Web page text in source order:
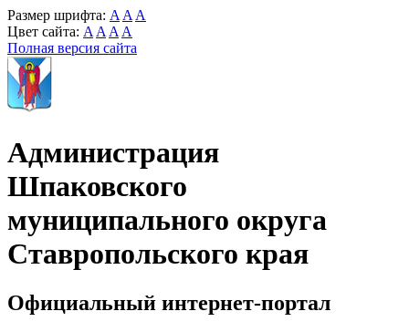
Размер шрифта: A A A
Цвет сайта: A A A A
Полная версия сайта
Администрация
Шпаковского
муниципального округа
Ставропольского края
Официальный интернет-портал